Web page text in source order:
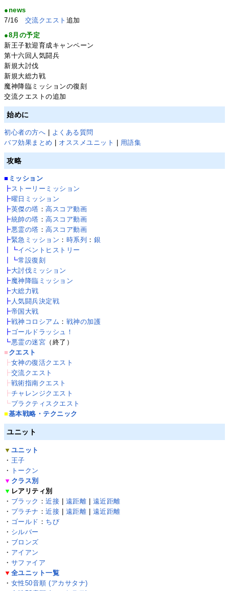
●news
7/16 交流クエスト 追加
●8月の予定
新王子歓迎育成キャンペーン
第十六回人気闘兵
新規大討伐
新規大総力戦
魔神降臨ミッションの復刻
交流クエストの追加
始めに
初心者の方へ
よくある質問
バフ効果まとめ
オススメユニット 用語集
攻略
■ ミッション
┣ストーリーミッション
┣曜日ミッション
┣英傑の塔 ：高スコア動画
┣統帥の塔 ：高スコア動画
┣悪霊の塔 ：高スコア動画
┣緊急ミッション ： 時系列 ： 銀
┃┗イベントヒストリー
┃┗常設復刻
┣大討伐ミッション
┣魔神降臨ミッション
┣大総力戦
┣ 人気闘兵決定戦
┣帝国大戦
┣戦神コロシアム ： 戦神の加護
┣ゴールドラッシュ！
┗悪霊の迷宮 （終了）
■ クエスト
┣女神の復活クエスト
┣交流クエスト
┣戦術指南クエスト
┣チャレンジクエスト
┗プラクティスクエスト
■基本戦略・テクニック
ユニット
▼ ユニット
・ 王子
・
トークン
▼ クラス別
▼ レアリティ別
・ ブラック ：近接 | 遠距離 | 遠近距離
・ プラチナ ：近接 | 遠距離 | 遠近距離
・ ゴールド ： ちび
・ シルバー
・ ブロンズ
・ アイアン
・ サファイア
▼ 全ユニット一覧
・ 女性50音順 (アカサタナ)